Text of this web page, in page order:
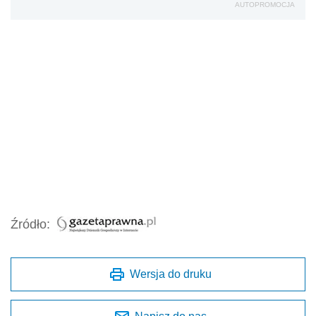
AUTOPROMOCJA
Źródło:
Wersja do druku